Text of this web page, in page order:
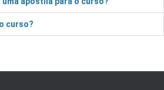
curso?